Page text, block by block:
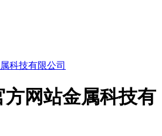
方网站金属科技有